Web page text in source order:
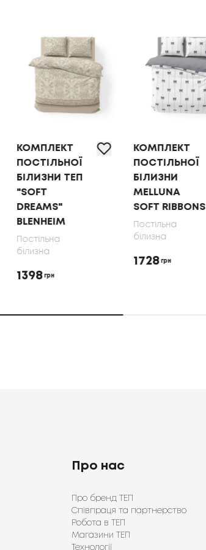
КОМПЛЕКТ
ПОСТІЛЬНОЇ
БІЛИЗНИ ТЕП
"SOFT
DREAMS"
BLENHEIM
Постільна
білизна
1398 грн
КОМПЛЕКТ
ПОСТІЛЬНОЇ
БІЛИЗНИ
MELLUNA
SOFT RIBBONS
Постільна
білизна
1728 грн
Про нас
Про бренд ТЕП
Співпраця та партнерство
Робота в ТЕП
Магазини ТЕП
Технології